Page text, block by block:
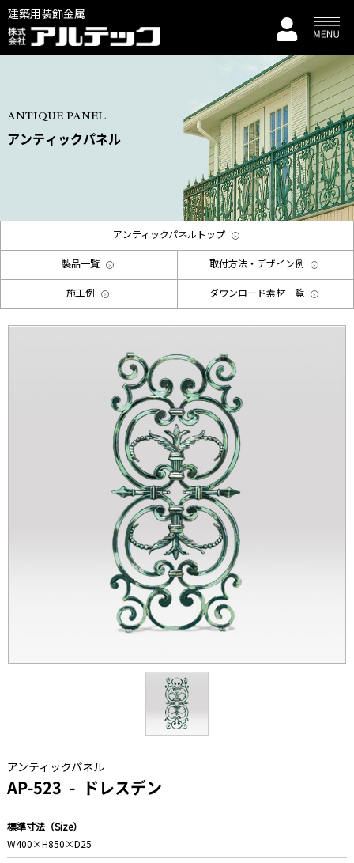
建築用装飾金属
ANTIQUE PANEL
アンティックパネル
アンティックパネルトップ
製品一覧 取付方法・デザイン例
施工例 ダウンロード素材一覧
アンティックパネル
AP-523 ドレスデン
標準寸法（Size）
W400×H850×D25